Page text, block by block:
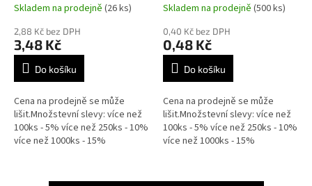
Skladem na prodejně (26 ks)
2,88 Kč bez DPH
3,48 Kč
Do košíku
Cena na prodejně se může
lišit.Množstevní slevy: více než
100ks - 5% více než 250ks - 10%
více než 1000ks - 15%
Skladem na prodejně (500 ks)
0,40 Kč bez DPH
0,48 Kč
Do košíku
Cena na prodejně se může
lišit.Množstevní slevy: více než
100ks - 5% více než 250ks - 10%
více než 1000ks - 15%